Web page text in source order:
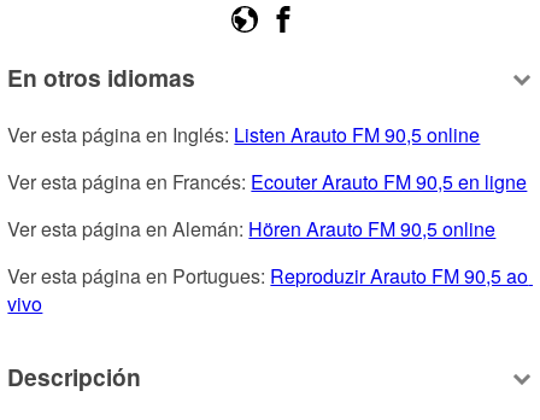
En otros idiomas
Ver esta página en Inglés: Listen Arauto FM 90,5 online
Ver esta página en Francés: Ecouter Arauto FM 90,5 en ligne
Ver esta página en Alemán: Hören Arauto FM 90,5 online
Ver esta página en Portugues: Reproduzir Arauto FM 90,5 ao
vivo
Descripción